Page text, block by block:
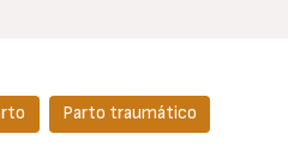
Parto traumático